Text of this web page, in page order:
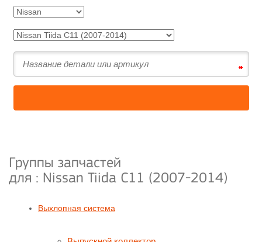
Группы запчастей
для : Nissan Tiida C11 (2007-2014)
Выхлопная система